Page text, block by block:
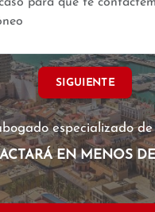
SIGUIENTE
especializado
EN MENOS